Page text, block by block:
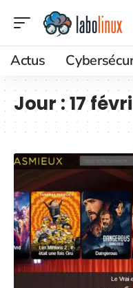
Actus
Jour :17